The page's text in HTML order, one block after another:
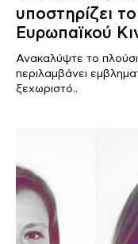
υποστηρίζει
Ευρωπαϊκού
Ανακαλύψτε το
περιλαμβάνει
ξεχωριστό..